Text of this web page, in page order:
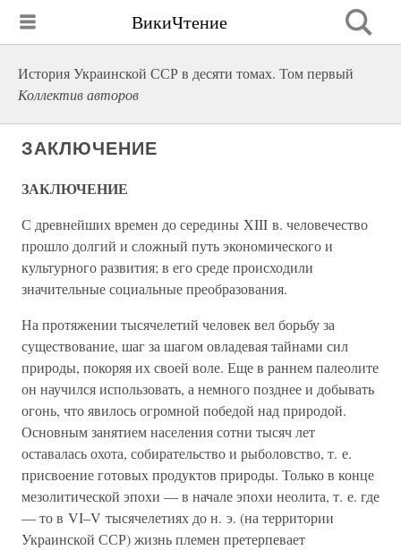
ВикиЧтение
История Украинской ССР в десяти томах. Том первый
Коллектив авторов
ЗАКЛЮЧЕНИЕ
ЗАКЛЮЧЕНИЕ
С древнейших времен до середины XIII в. человечество
прошло долгий и сложный путь экономического и
культурного развития; в его среде происходили
значительные социальные преобразования.
На протяжении тысячелетий человек вел борьбу за
существование, шаг за шагом овладевая тайнами сил
природы, покоряя их своей воле. Еще в раннем палеолите
он научился использовать, а немного позднее и добывать
огонь, что явилось огромной победой над природой.
Основным занятием населения сотни тысяч лет
оставалась охота, собирательство и рыболовство, т. е.
присвоение готовых продуктов природы. Только в конце
мезолитической эпохи — в начале эпохи неолита, т. е. где
— то в VI–V тысячелетиях до н. э. (на территории
Украинской ССР) жизнь племен претерпевает